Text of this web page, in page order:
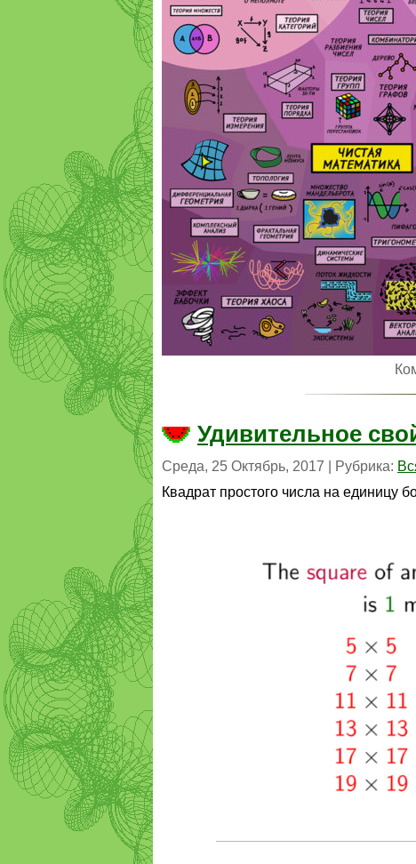
Удивительное
Среда, 25 Октябрь, 2017 | Рубрика:
Квадрат простого числа на единицу